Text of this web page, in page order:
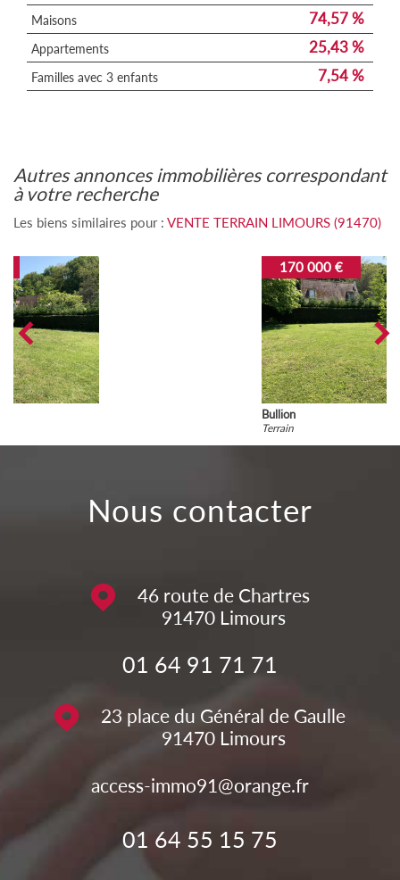
Maisons 74,57 %
Appartements 25,43 %
Familles avec 3 enfants 7,54 %
autres annonces immobilières correspondant
à votre recherche
Les biens similaires pour : VENTE TERRAIN LIMOURS (91470)
nous contacter
46 route de Chartres
91470 Limours
01 64 91 71 71
23 place du Général de Gaulle
91470 Limours
access-immo91@orange.fr
01 64 55 15 75